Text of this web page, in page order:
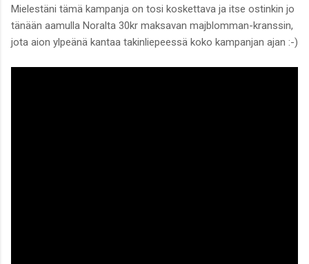
Mielestäni tämä kampanja on tosi koskettava ja itse ostinkin jo
tänään aamulla Noralta 30kr maksavan majblomman-kranssin,
jota aion ylpeänä kantaa takinliepeessä koko kampanjan ajan :-)